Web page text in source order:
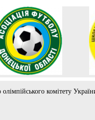
комітету